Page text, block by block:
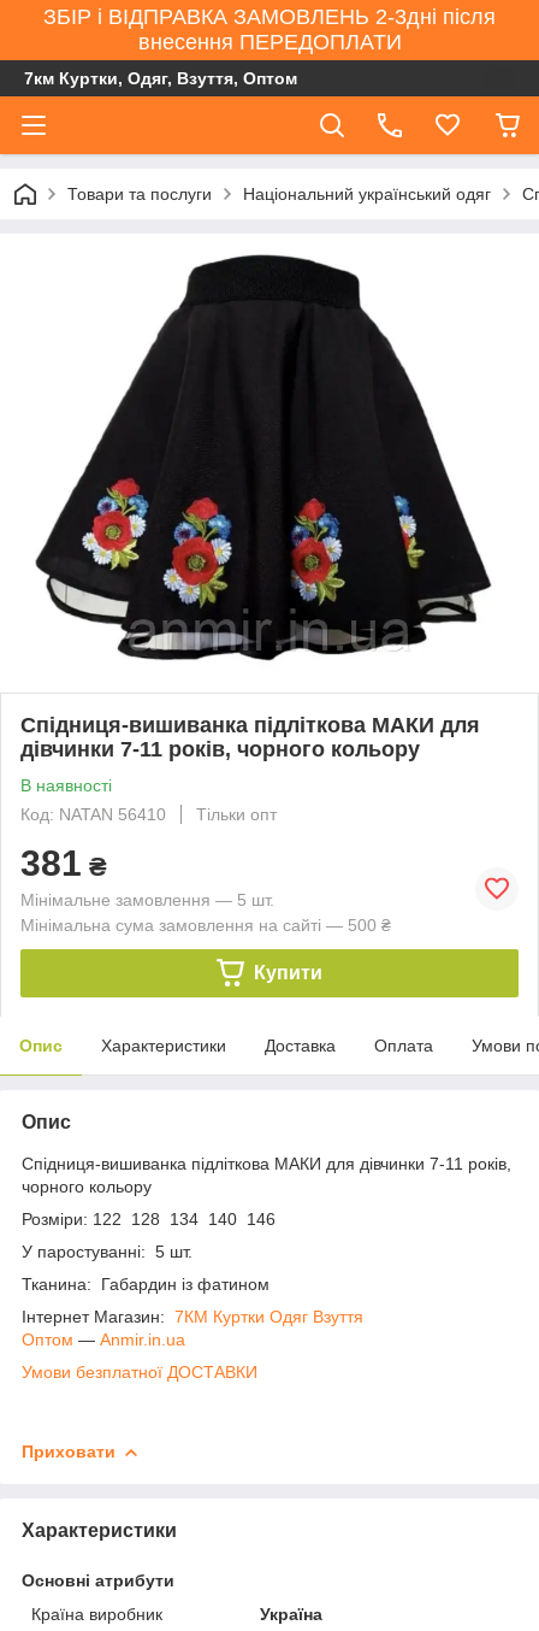
ЗБІР і ВІДПРАВКА ЗАМОВЛЕНЬ 2-3дні після
внесення ПЕРЕДОПЛАТИ
7км Куртки, Одяг, Взуття, Оптом
Товари та послуги Національний український одяг
Спідниця-вишиванка підліткова МАКИ для
дівчинки 7-11 років, чорного кольору
В наявності
Код: NATAN 56410
Тільки опт
381 ₴
Мінімальне замовлення — 5 шт.
Мінімальна сума замовлення на сайті — 500 ₴
Купити
Опис Характеристики Доставка Оплата Умови
Опис
Спідниця-вишиванка підліткова МАКИ для дівчинки 7-11 років,
чорного кольору
Розміри: 122 128 134 140 146
У паростуванні: 5 шт.
Тканина: Габардин із фатином
Інтернет Магазин: 7КМ Куртки Одяг Взуття
Оптом ― Anmir.in.ua
Умови безплатної ДОСТАВКИ
Приховати
Характеристики
Основні атрибути
Країна виробник
Україна